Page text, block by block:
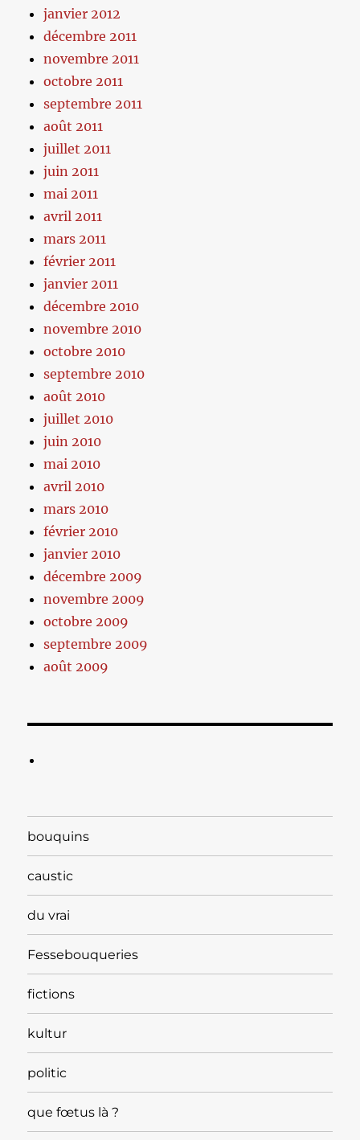
janvier 2012
décembre 2011
novembre 2011
octobre 2011
septembre 2011
août 2011
juillet 2011
juin 2011
mai 2011
avril 2011
mars 2011
février 2011
janvier 2011
décembre 2010
novembre 2010
octobre 2010
septembre 2010
août 2010
juillet 2010
juin 2010
mai 2010
avril 2010
mars 2010
février 2010
janvier 2010
décembre 2009
novembre 2009
octobre 2009
septembre 2009
août 2009
bouquins
caustic
du vrai
Fessebouqueries
fictions
kultur
politic
que fœtus là ?